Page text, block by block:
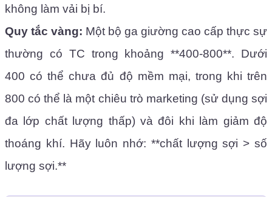
không làm vải bị bí.
Quy tắc vàng: Một bộ ga giường cao cấp thực sự
thường có TC trong khoảng **400-800**. Dưới
400 có thể chưa đủ độ mềm mại, trong khi trên
800 có thể là một chiêu trò marketing (sử dụng sợi
đa lớp chất lượng thấp) và đôi khi làm giảm độ
thoáng khí. Hãy luôn nhớ: **chất lượng sợi > số
lượng sợi.**